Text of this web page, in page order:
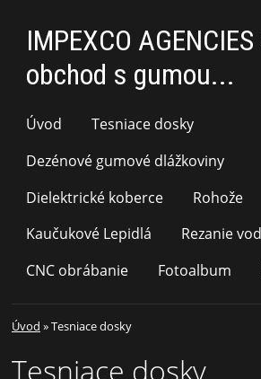
IMPEXCO
obchod s gumou...
Úvod
Tesniace dosky
Dezénové gumové dlážkoviny
Dielektrické koberce
Rohože
Kaučukové Lepidlá
Rezanie
CNC obrábanie
Fotoalbum
Úvod »Tesniace dosky
Tesniace dosky